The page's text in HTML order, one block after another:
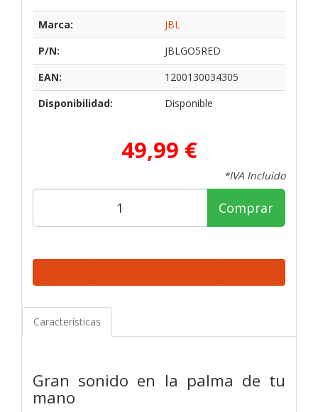
Marca:
JBL
P/N:
JBLGO5RED
EAN:
1200130034305
Disponibilidad:
Disponible
49,99 €
*IVA Incluido
Comprar
Características
Gran sonido en la palma de tu
mano